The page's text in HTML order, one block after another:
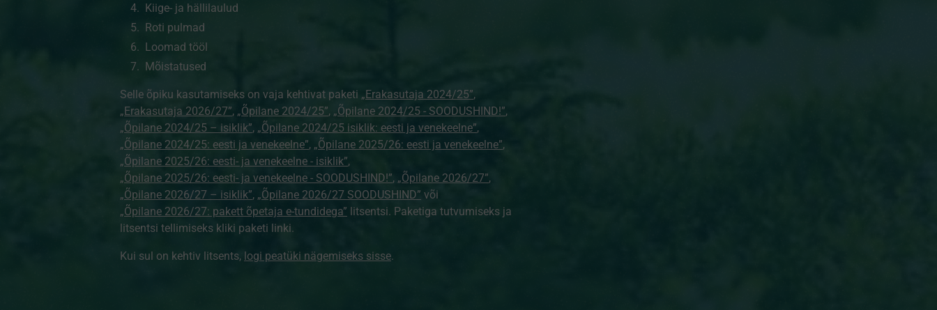
Kiige- ja hällilaulud
Roti pulmad
Loomad tööl
Mõistatused
Selle õpiku kasutamiseks on vaja kehtivat paketi „Erakasutaja 2024/25”,
„Erakasutaja 2026/27”, „Õpilane 2024/25”, „Õpilane 2024/25 - SOODUSHIND!”,
„Õpilane 2024/25 – isiklik”, „Õpilane 2024/25 isiklik: eesti ja venekeelne”,
„Õpilane 2024/25: eesti ja venekeelne”, „Õpilane 2025/26: eesti ja venekeelne”,
„Õpilane 2025/26: eesti- ja venekeelne - isiklik”,
„Õpilane 2025/26: eesti- ja venekeelne - SOODUSHIND!”, „Õpilane 2026/27”,
„Õpilane 2026/27 – isiklik”, „Õpilane 2026/27 SOODUSHIND” või
„Õpilane 2026/27: pakett õpetaja e-tundidega” litsentsi. Paketiga tutvumiseks ja
litsentsi tellimiseks kliki paketi linki.
Kui sul on kehtiv litsents, logi peatüki nägemiseks sisse.